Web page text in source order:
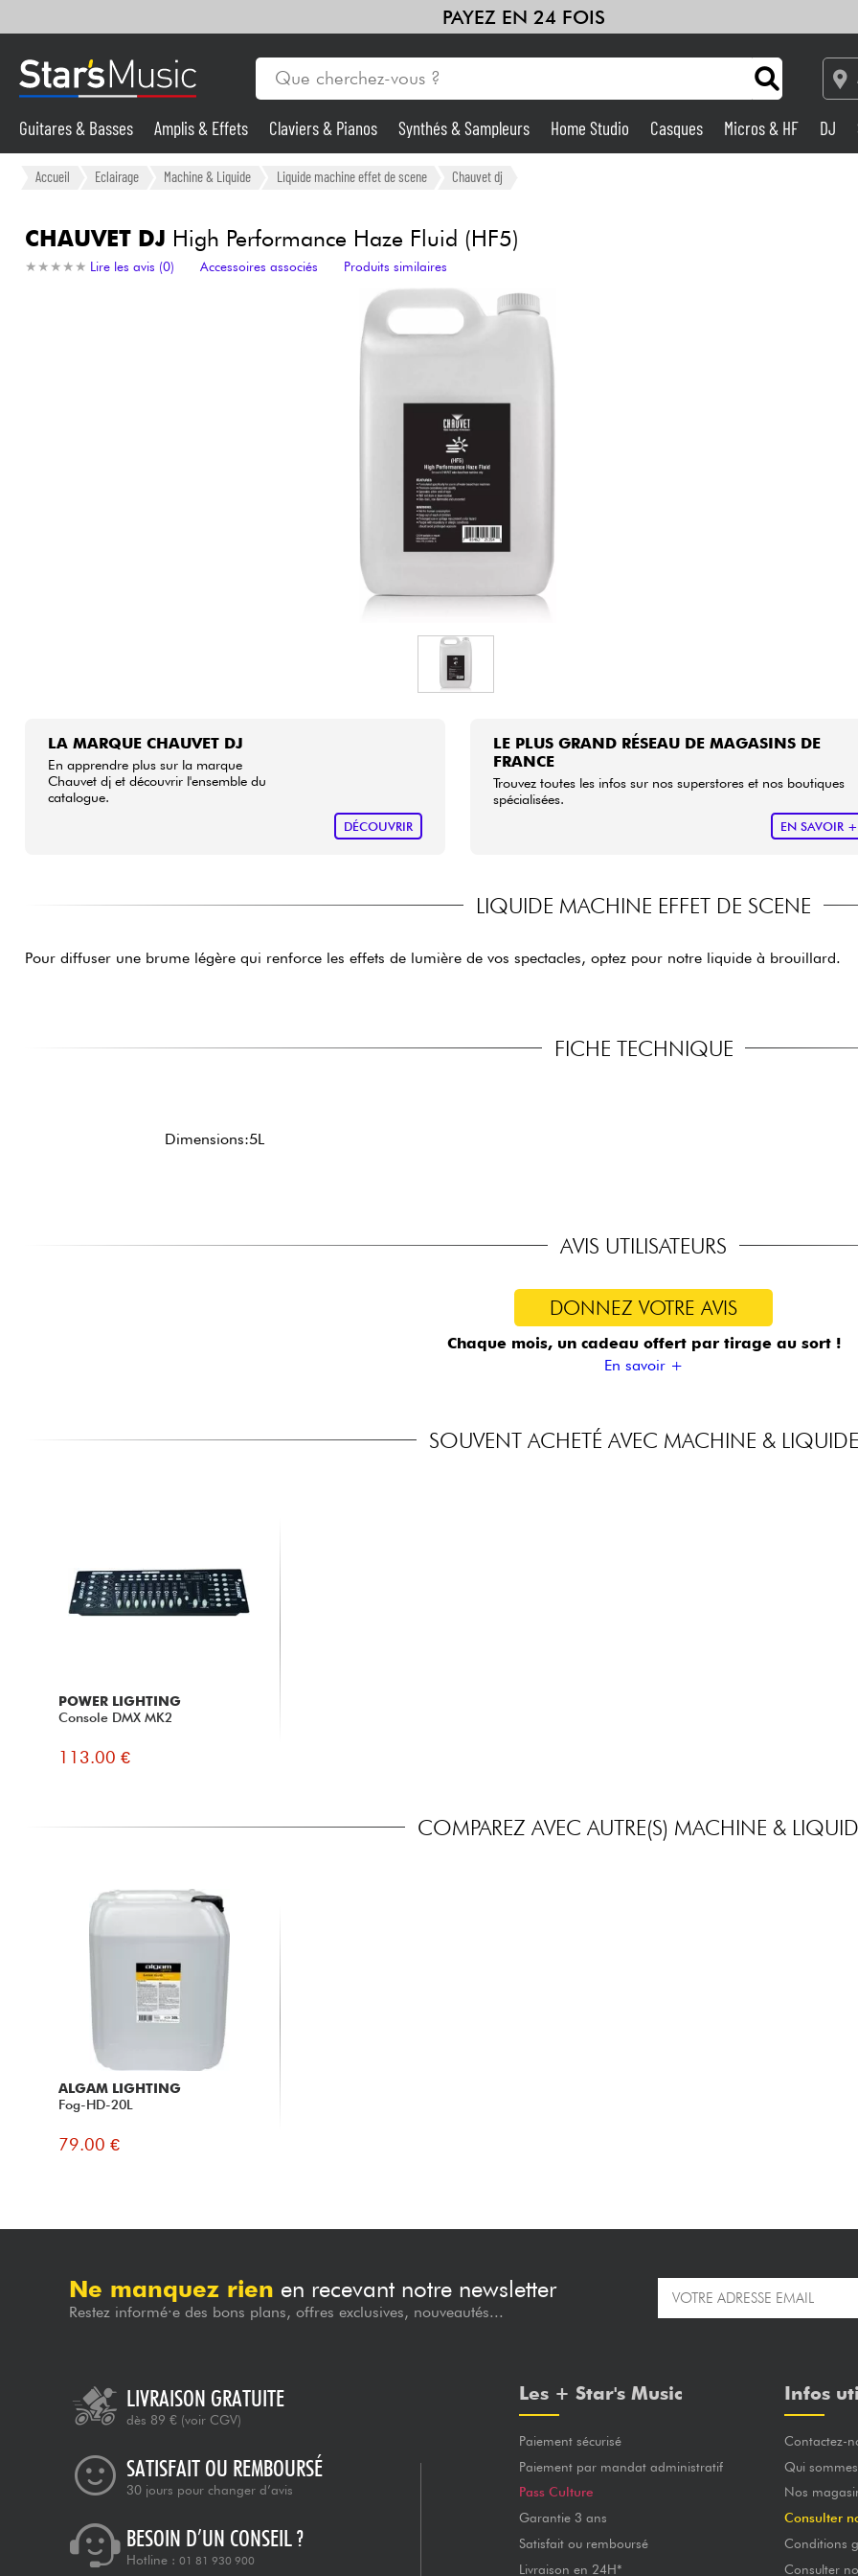
PAYEZ EN 24 FOIS
Guitares & Basses
Synthés & Sampleurs Home Studio
Micros & HF
Batteries & Percu
Guitares & Basses Amplis & Effets Claviers & Pianos Synthés & Sampleurs Home Studio Casques Micros & HF DJ
Accueil Eclairage Machine & Liquide Liquide machine effet de scene Chauvet dj
CHAUVET DJ High Performance Haze Fluid (HF5)
★ ★ ★ ★ ★
★ ★ ★ ★ ★ Lire les avis (0) Accessoires associés Produits similaires
LA MARQUE CHAUVET DJ
En apprendre plus sur la marque
Chauvet dj et découvrir l'ensemble du
catalogue.
DÉCOUVRIR
LE PLUS GRAND RÉSEAU DE MAGASINS DE
FRANCE
Trouvez toutes les infos sur nos superstores et nos boutiques
spécialisées.
EN SAVOIR +
LIQUIDE MACHINE EFFET DE SCENE
Pour diffuser une brume légère qui renforce les effets de lumière de vos spectacles, optez pour notre liquide à brouillard.
FICHE TECHNIQUE
Dimensions:5L
AVIS UTILISATEURS
DONNEZ VOTRE AVIS
Chaque mois, un cadeau offert par tirage au sort !
En savoir +
SOUVENT ACHETÉ AVEC MACHINE & LIQUIDE
POWER LIGHTING
Console DMX MK2
113.00 €
COMPAREZ AVEC AUTRE(S) MACHINE &
ALGAM LIGHTING
Fog-HD-20L
79.00 €
Ne manquez rien en recevant notre newsletter
Restez informé·e des bons plans, offres exclusives, nouveautés...
LIVRAISON GRATUITE
dès 89 € (voir CGV)
SATISFAIT OU REMBOURSÉ
30 jours pour changer d’avis
BESOIN D’UN CONSEIL ?
Hotline : 01 81 930 900
Les + Star's Music
Paiement sécurisé
Paiement par mandat administratif
Pass Culture
Garantie 3 ans
Satisfait ou remboursé
Livraison en 24H*
Infos
Contactez-
Qui
Nos
Consulter
Conditions
Consulter